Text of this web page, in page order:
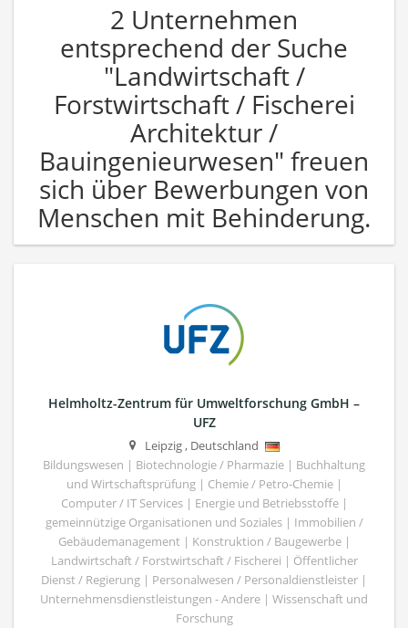
2 Unternehmen
entsprechend der Suche
"Landwirtschaft /
Forstwirtschaft / Fischerei
Architektur /
Bauingenieurwesen" freuen
sich über Bewerbungen von
Menschen mit Behinderung.
Helmholtz-Zentrum für Umweltforschung GmbH –
UFZ
Leipzig, Deutschland
Bildungswesen | Biotechnologie / Pharmazie | Buchhaltung
und Wirtschaftsprüfung | Chemie / Petro-Chemie |
Computer / IT Services | Energie und Betriebsstoffe |
gemeinnützige Organisationen und Soziales | Immobilien /
Gebäudemanagement | Konstruktion / Baugewerbe |
Landwirtschaft / Forstwirtschaft / Fischerei | Öffentlicher
Dienst / Regierung | Personalwesen / Personaldienstleister |
Unternehmensdienstleistungen - Andere | Wissenschaft und
Forschung